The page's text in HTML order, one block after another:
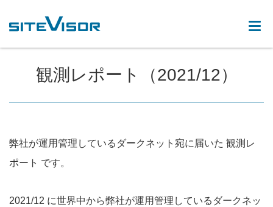
観測レポート（2021/12）
弊社が運用管理しているダークネット宛に届いた 観測レ
ポート です。
2021/12 に世界中から弊社が運用管理しているダークネッ